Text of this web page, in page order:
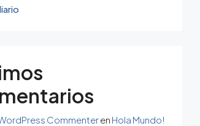
Commenteren Hola Mundo!